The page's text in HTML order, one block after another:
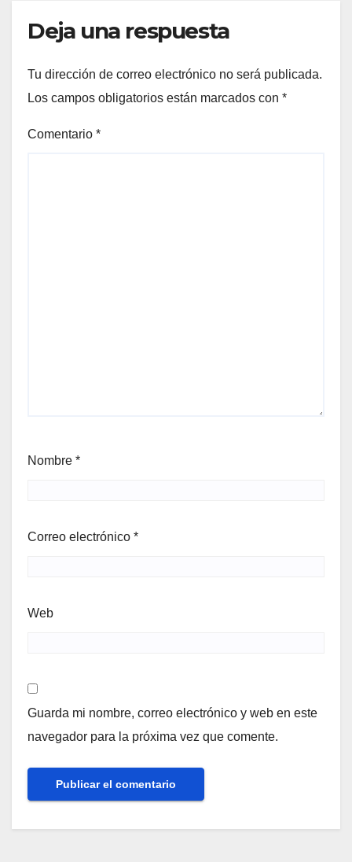
Deja una respuesta
Tu dirección de correo electrónico no será publicada.
Los campos obligatorios están marcados con *
Comentario *
Nombre *
Correo electrónico *
Web
Guarda mi nombre, correo electrónico y web en este
navegador para la próxima vez que comente.